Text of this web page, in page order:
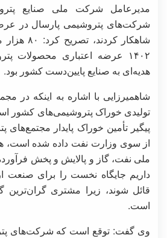
مدیرعامل شرکت ملی صنایع
شرکت‌های پتروشیمی پارسال در
شاهکار
۱۴۰۲ عرضه اعتباری محصولات
هدیه‌ای به صنایع پایین‌دست کشور بود.
تولیدی خوراک پتروشیمی‌های کشور
پیگیر تأمین خوراک پایدار مجتمع‌های
از سوی وزارت نفت داده شده است،
ملی نفت، گاز و پالایش و پخش
داریم جایگاه نخست را برای صنعت
قائل شوند، زیرا مشتری
است.
وی گفت: توقع است که شرکت‌های